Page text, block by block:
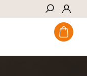
Hledat